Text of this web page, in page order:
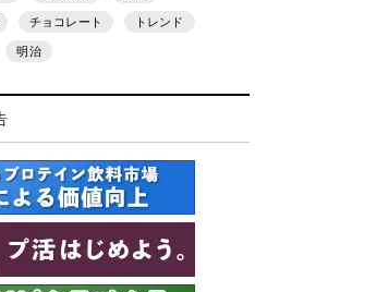
チョコレート トレンド
明治